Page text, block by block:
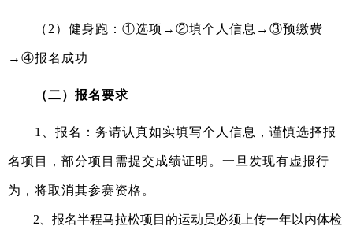
（ 2 ） 健身跑： ①选项→②填个人信息→③预缴费
→④报名成功
（二）报名要求
1、报名：务请认真如实填写个人信息，谨慎选择报
名项目，部分项目需提交成绩证明。一旦发现有虚报行
为，将取消其参赛资格。
2、 报名半程马拉松项目的运动员必须上传一年以内体检